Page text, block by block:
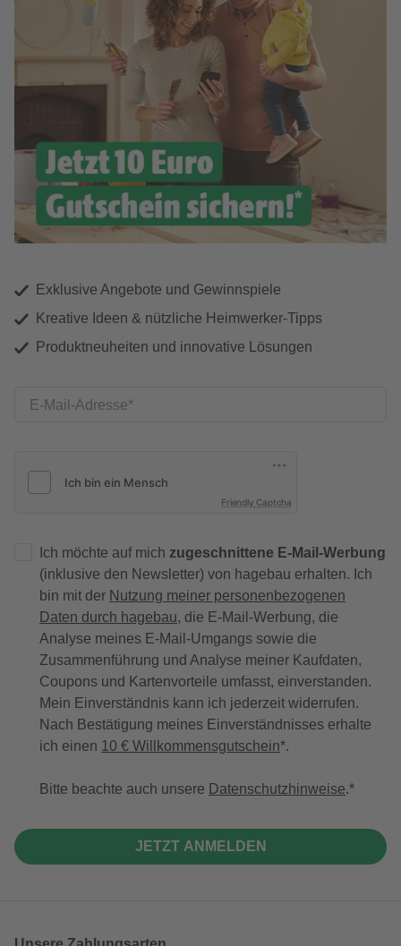
Exklusive Angebote und Gewinnspiele
Kreative Ideen & nützliche Heimwerker-Tipps
Produktneuheiten und innovative Lösungen
E-Mail-Adresse
Friendly Captcha
Ich möchte auf mich zugeschnittene E-Mail-Werbung
(inklusive den Newsletter) von hagebau erhalten. Ich
bin mit der Nutzung meiner personenbezogenen
Daten durch hagebau, die E-Mail-Werbung, die
Analyse meines E-Mail-Umgangs sowie die
Zusammenführung und Analyse meiner Kaufdaten,
Coupons und Kartenvorteile umfasst, einverstanden.
Mein Einverständnis kann ich jederzeit widerrufen.
Nach Bestätigung meines Einverständnisses erhalte
ich einen 10 € Willkommensgutschein*.
Bitte beachte auch unsere Datenschutzhinweise.
JETZT ANMELDEN